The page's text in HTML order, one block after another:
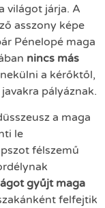
világot járja. A
asszony képe
Pénelopé maga
nincs más
a kérőktől,
pályáznak.
a maga
le
félszemű
gyűjt maga
felfejtik